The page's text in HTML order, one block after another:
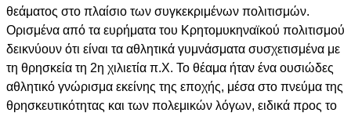
θεάματος στο πλαίσιο των συγκεκριμένων πολιτισμών.
Ορισμένα από τα ευρήματα του Κρητομυκηναϊκού πολιτισμού
δεικνύουν ότι είναι τα αθλητικά γυμνάσματα συσχετισμένα με
τη θρησκεία τη 2η χιλιετία π.Χ. Το θέαμα ήταν ένα ουσιώδες
αθλητικό γνώρισμα εκείνης της εποχής, μέσα στο πνεύμα της
θρησκευτικότητας και των πολεμικών λόγων, ειδικά προς το